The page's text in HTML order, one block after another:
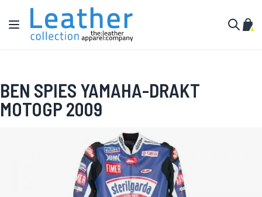
Hopp til innhold
Toggle Nav
Min
BEN SPIES YAMAHA-DRAKT
MOTOGP 2009